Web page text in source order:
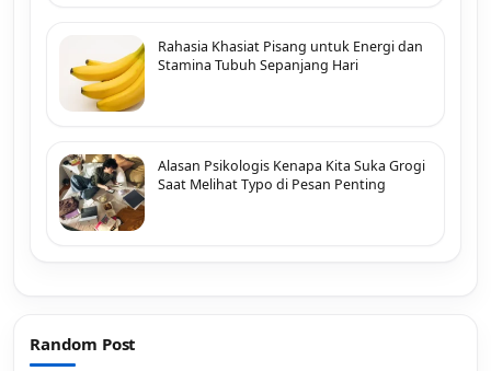
Rahasia Khasiat Pisang untuk Energi dan
Stamina Tubuh Sepanjang Hari
Alasan Psikologis Kenapa Kita Suka Grogi
Saat Melihat Typo di Pesan Penting
Random Post